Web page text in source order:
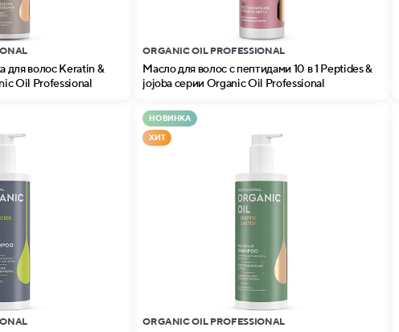
для волос Keratin &
Oil Professional
ORGANIC OIL PROFESSIONAL
Масло для волос с пептидами 10 в 1 Peptides &
jojoba серии Organic Oil Professional
НОВИНКА
ХИТ
ORGANIC OIL PROFESSIONAL